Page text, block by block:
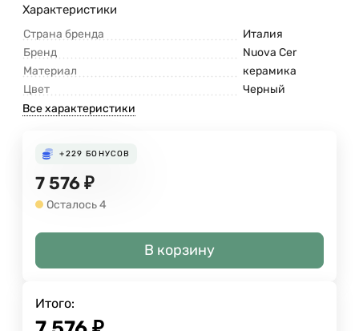
Характеристики
Страна бренда
Италия
Бренд
Nuova Cer
Материал
керамика
Цвет
Черный
Все характеристики
+229 БОНУСОВ
7 576 ₽
Осталось 4
В корзину
Итого: